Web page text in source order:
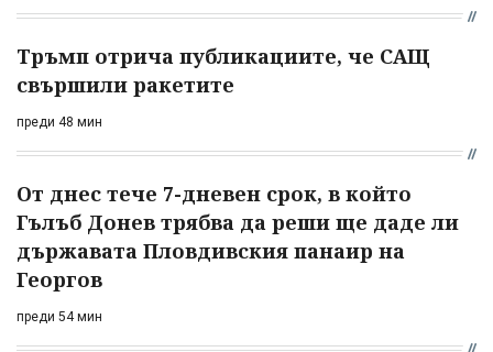
Тръмп отрича публикациите, че САЩ
свършили ракетите
преди 48 мин
От днес тече 7-дневен срок, в който
Гълъб Донев трябва да реши ще даде ли
държавата Пловдивския панаир на
Георгов
преди 54 мин